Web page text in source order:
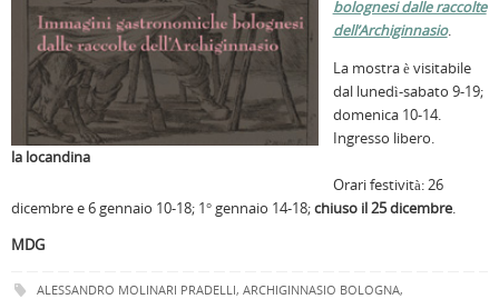
la locandina
bolognesi dalle raccolte
dell’Archiginnasio.
La mostra è visitabile
dal lunedì-sabato 9-19;
domenica 10-14.
Ingresso libero.
Orari festività: 26
dicembre e 6 gennaio 10-18; 1° gennaio 14-18;chiuso il 25 dicembre.
MDG
ALESSANDRO MOLINARI PRADELLI, ARCHIGINNASIO BOLOGNA,